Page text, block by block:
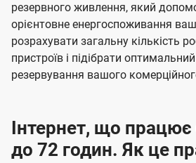
резервного живлення, який
орієнтовне енергоспоживання
розрахувати загальну кількість
пристроїв і підібрати
резервування вашого
Інтернет, що працює
до 72 годин. Як це